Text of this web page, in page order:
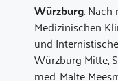
Würzburg. Nach
Medizinischen
und
Würzburg Mitte,
med. Malte